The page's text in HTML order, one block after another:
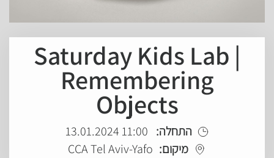
Saturday Kids Lab |
Remembering
Objects
התחלה: 11:00 13.01.2024
מיקום: CCA Tel Aviv-Yafo